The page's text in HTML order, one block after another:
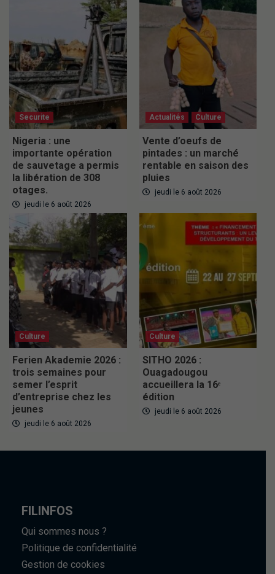
Securite
Nigeria : une
importante opération
de sauvetage a permis
la libération de 308
otages.
jeudi le 6 août 2026
Actualités Culture
Vente d’oeufs de
pintades : un marché
rentable en saison des
pluies
jeudi le 6 août 2026
Culture
Ferien Akademie 2026 :
trois semaines pour
semer l’esprit
d’entreprise chez les
jeunes
jeudi le 6 août 2026
Culture
SITHO 2026 :
Ouagadougou
accueillera la 16ᵉ
édition
jeudi le 6 août 2026
FILINFOS
Qui sommes nous ?
Politique de confidentialité
Gestion de cookies